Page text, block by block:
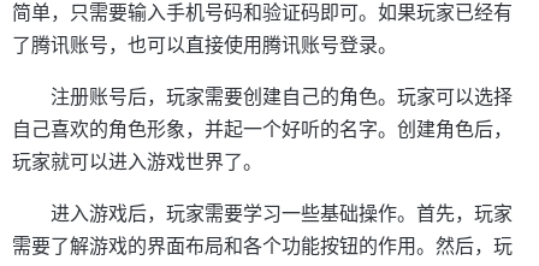
简单，只需要输入手机号码和验证码即可。如果玩家已经有
了腾讯账号，也可以直接使用腾讯账号登录。
注册账号后，玩家需要创建自己的角色。玩家可以选择
自己喜欢的角色形象，并起一个好听的名字。创建角色后，
玩家就可以进入游戏世界了。
进入游戏后，玩家需要学习一些基础操作。首先，玩家
需要了解游戏的界面布局和各个功能按钮的作用。然后，玩